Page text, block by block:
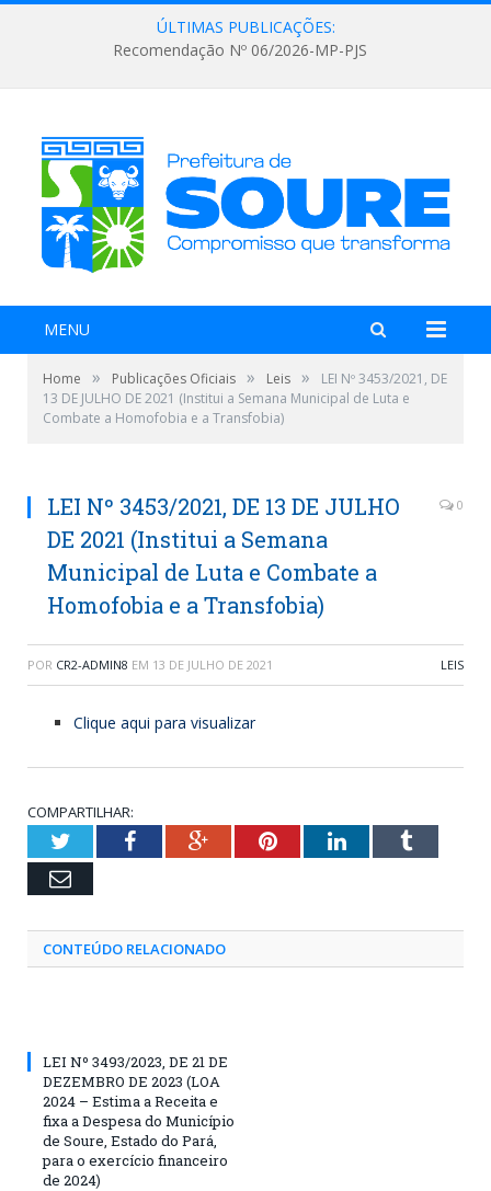
ÚLTIMAS PUBLICAÇÕES:
Recomendação Nº 06/2026-MP-PJS
MENU
Home » Publicações Oficiais » Leis »
LEI Nº 3453/2021, DE
13 DE JULHO DE 2021 (Institui a Semana Municipal de Luta e
Combate a Homofobia e a Transfobia)
LEI Nº 3453/2021, DE 13 DE JULHO
DE 2021 (Institui a Semana
Municipal de Luta e Combate a
Homofobia e a Transfobia)
0
POR CR2-ADMIN8 EM 13 DE JULHO DE 2021 LEIS
Clique aqui para visualizar
COMPARTILHAR:
TwitterFacebookGoogle+PinterestLinkedInTumblr
Email
CONTEÚDO RELACIONADO
LEI Nº 3493/2023, DE 21 DE
DEZEMBRO DE 2023 (LOA
2024 – Estima a Receita e
fixa a Despesa do Município
de Soure, Estado do Pará,
para o exercício financeiro
de 2024)